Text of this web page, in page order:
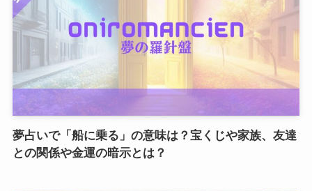
夢占いで「船に乗る」の意味は？宝くじや家族、友達
との関係や金運の暗示とは？